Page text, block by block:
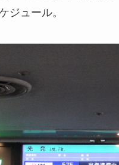
ジュール。